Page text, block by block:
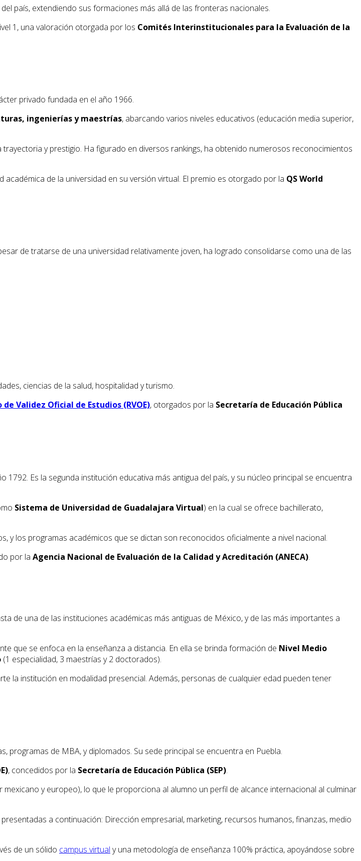
país, extendiendo sus formaciones más allá de las fronteras nacionales.
1, una valoración otorgada por los Comités Interinstitucionales para la Evaluación de la
privado fundada en el año 1966.
ingenierías y maestrías, abarcando varios niveles educativos (educación media superior,
trayectoria y prestigio. Ha figurado en diversos rankings, ha obtenido numerosos reconocimientos
académica de la universidad en su versión virtual. El premio es otorgado por la QS World
de tratarse de una universidad relativamente joven, ha logrado consolidarse como una de las
ciencias de la salud, hospitalidad y turismo.
Validez Oficial de Estudios (RVOE), otorgados por la Secretaría de Educación Pública
Es la segunda institución educativa más antigua del país, y su núcleo principal se encuentra
Sistema de Universidad de Guadalajara Virtual) en la cual se ofrece bachillerato,
y los programas académicos que se dictan son reconocidos oficialmente a nivel nacional.
por la Agencia Nacional de Evaluación de la Calidad y Acreditación (ANECA).
de una de las instituciones académicas más antiguas de México, y de las más importantes a
que se enfoca en la enseñanza a distancia. En ella se brinda formación de Nivel Medio
(1 especialidad, 3 maestrías y 2 doctorados).
la institución en modalidad presencial. Además, personas de cualquier edad pueden tener
programas de MBA, y diplomados. Su sede principal se encuentra en Puebla.
, concedidos por la Secretaría de Educación Pública (SEP).
y europeo), lo que le proporciona al alumno un perfil de alcance internacional al culminar
a continuación: Dirección empresarial, marketing, recursos humanos, finanzas, medio
de un sólido campus virtual y una metodología de enseñanza 100% práctica, apoyándose sobre